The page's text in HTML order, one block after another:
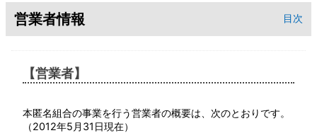
営業者情報 目次
【営業者】
本匿名組合の事業を行う営業者の概要は、次のとおりです。
（2012年5月31日現在）